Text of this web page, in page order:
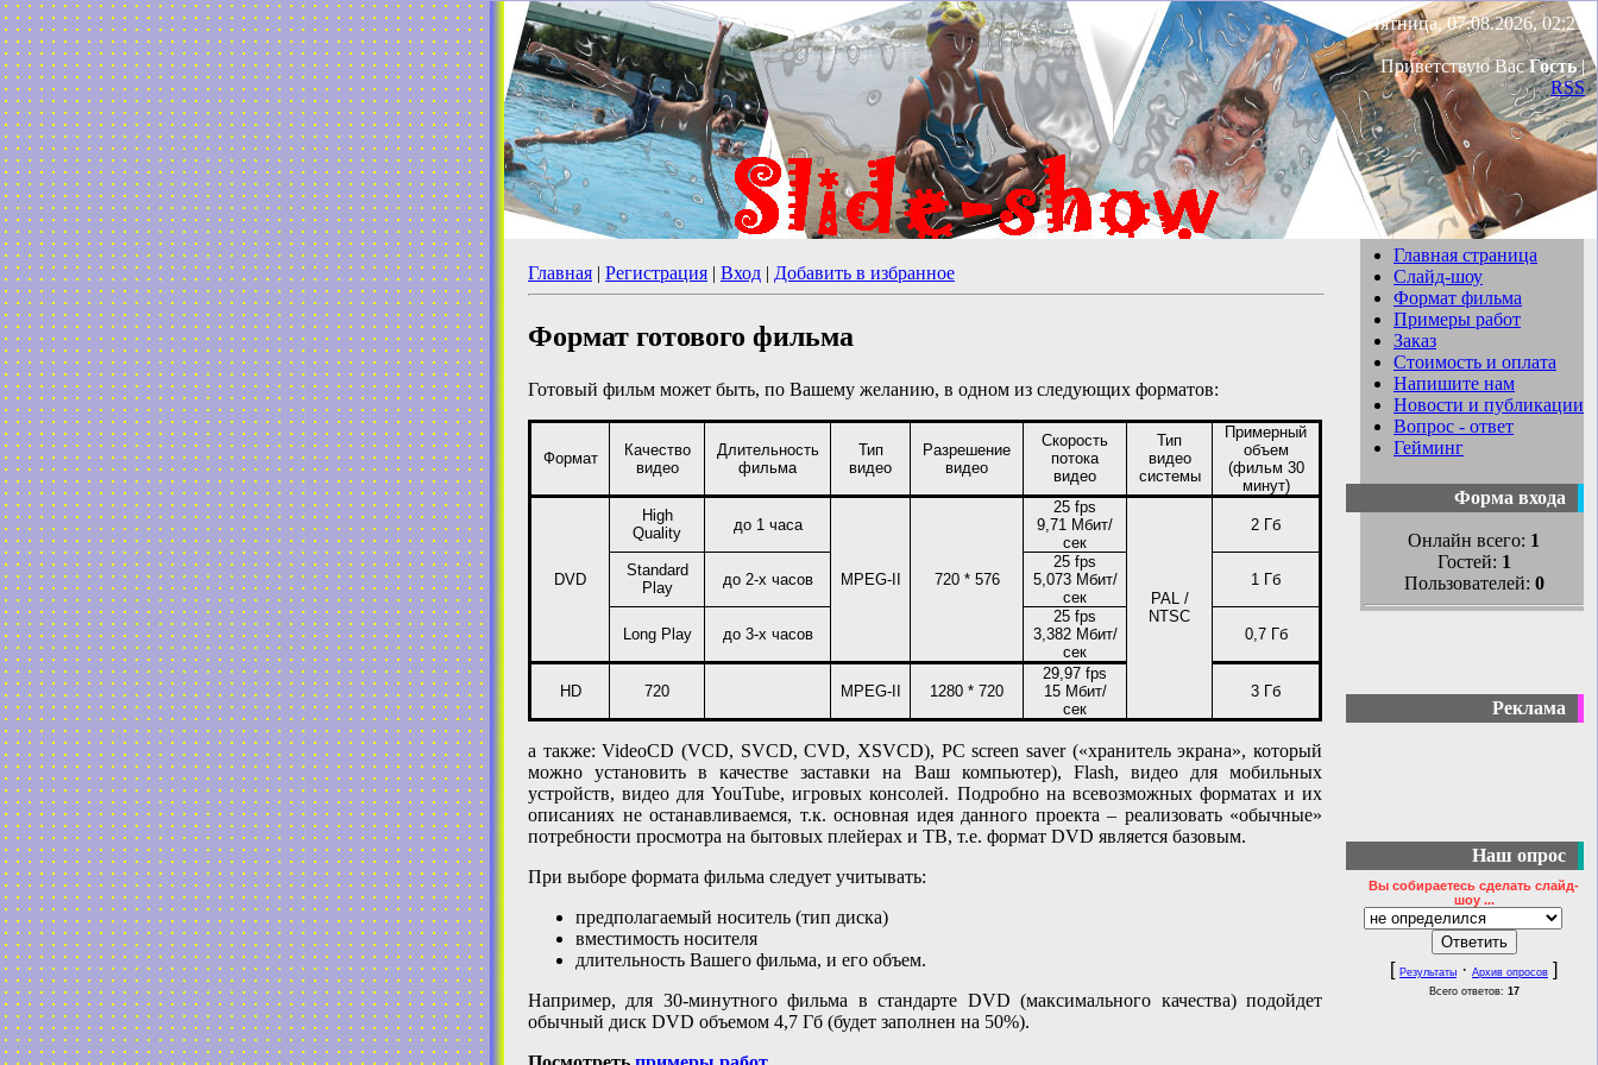
Пятница, 07.08.2026, 02:21
Приветствую ВасГость|
RSS
Главная | Регистрация | Вход | Добавить в избранное
Формат готового фильма
Готовый фильм может быть, по Вашему желанию, в одном из следующих форматов:
Формат
Качество
видео
Длительность
фильма
Тип
видео
Разрешение
видео
Скорость
потока
видео
Тип
видео
системы
Примерный
объем
(фильм 30
минут)
DVD
High
Quality
до 1 часа
MPEG-II 720 * 576
25 fps
9,71 Мбит/
сек
PAL
/
NTSC
2 Гб
Standard
Play
до 2-х часов
25 fps
5,073 Мбит/
сек
1 Гб
LongPlay до 3-х часов
25 fps
3,382 Мбит/
сек
0,7 Гб
HD 720 MPEG-II 1280 * 720
29,97 fps
15 Мбит/
сек
3 Гб
а также: VideoCD (VCD, SVCD, CVD, XSVCD), PC screen saver («хранитель экрана», который
можно установить в качестве заставки на Ваш компьютер), Flash, видео для мобильных
устройств, видео для YouTube, игровых консолей. Подробно на всевозможных форматах и их
описаниях не останавливаемся, т.к. основная идея данного проекта – реализовать «обычные»
потребности просмотра на бытовых плейерах и ТВ, т.е. формат DVD является базовым.
При выборе формата фильма следует учитывать:
предполагаемый носитель (тип диска)
вместимость носителя
длительность Вашего фильма, и его объем.
Например, для 30-минутного фильма в стандарте DVD (максимального качества) подойдет
обычный диск DVD объемом 4,7 Гб (будет заполнен на 50%).
Главная страница
Слайд-шоу
Формат фильма
Примеры работ
Заказ
Стоимость и оплата
Напишите нам
Новости и публикации
Вопрос - ответ
Гейминг
Форма входа
Онлайн всего: 1
Гостей: 1
Пользователей: 0
Реклама
Наш опрос
Вы собираетесь сделать слайд-
шоу ...
[ Результаты · Архив опросов ]
Всего ответов: 17